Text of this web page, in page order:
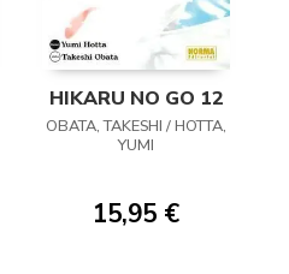
HIKARU NO GO 12
OBATA, TAKESHI / HOTTA,
YUMI
15,95 €